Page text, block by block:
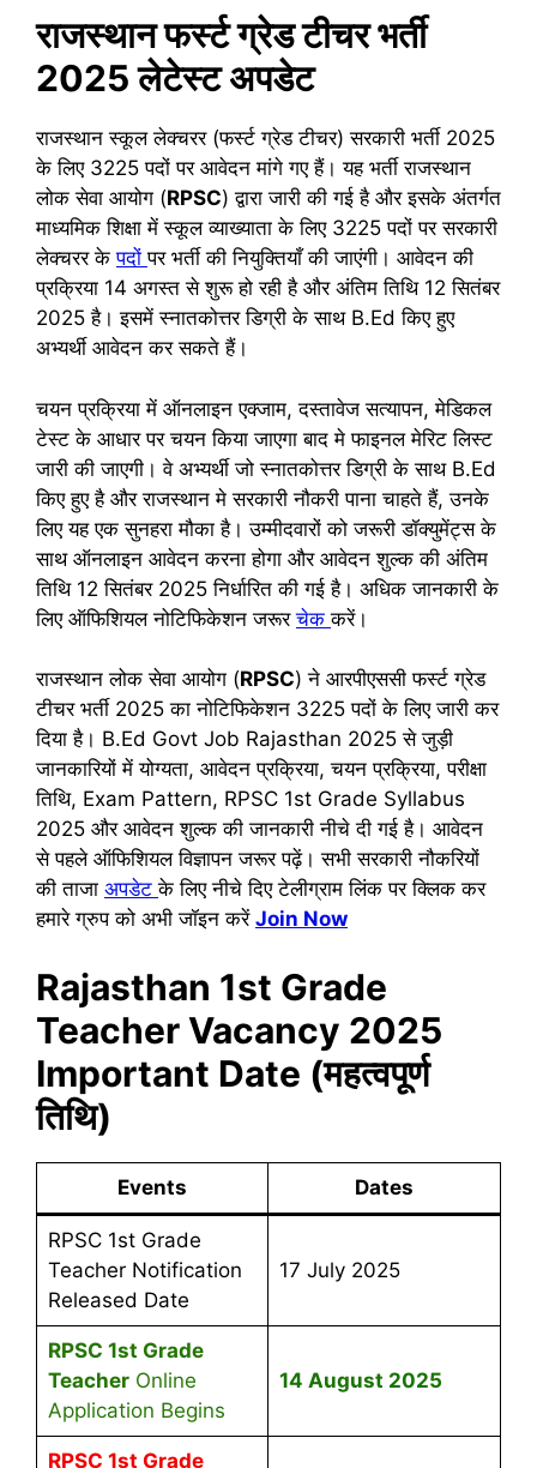
राजस्थान फर्स्ट ग्रेड टीचर भर्ती
2025लेटेस्ट अपडेट
राजस्थान स्कूल लेक्चरर (फर्स्ट ग्रेड टीचर) सरकारी भर्ती 2025
के लिए 3225 पदों पर आवेदन मांगे गए हैं। यह भर्ती राजस्थान
लोक सेवा आयोग (RPSC) द्वारा जारी की गई है और इसके अंतर्गत
माध्यमिक शिक्षा में स्कूल व्याख्याता के लिए 3225 पदों पर सरकारी
लेक्चरर केपदोंपर भर्ती की नियुक्तियाँ की जाएंगी। आवेदन की
प्रक्रिया 14 अगस्त से शुरू हो रही है और अंतिम तिथि 12 सितंबर
2025 है। इसमें स्नातकोत्तर डिग्री के साथ B.Ed किए हुए
अभ्यर्थी आवेदन कर सकते हैं।
चयन प्रक्रिया में ऑनलाइन एक्जाम, दस्तावेज सत्यापन, मेडिकल
टेस्ट के आधार पर चयन किया जाएगा बाद मे फाइनल मेरिट लिस्ट
जारी की जाएगी। वे अभ्यर्थी जो स्नातकोत्तर डिग्री के साथ B.Ed
किए हुए है और राजस्थान मे सरकारी नौकरी पाना चाहते हैं, उनके
लिए यह एक सुनहरा मौका है। उम्मीदवारों को जरूरी डॉक्युमेंट्स के
साथ ऑनलाइन आवेदन करना होगा और आवेदन शुल्क की अंतिम
तिथि 12 सितंबर 2025 निर्धारित की गई है। अधिक जानकारी के
लिए ऑफिशियल नोटिफिकेशन जरूरचेककरें।
राजस्थान लोक सेवा आयोग (RPSC) ने आरपीएससी फर्स्ट ग्रेड
टीचर भर्ती 2025 का नोटिफिकेशन 3225 पदों के लिए जारी कर
दिया है। B.Ed Govt Job Rajasthan 2025 से जुड़ी
जानकारियों में योग्यता, आवेदन प्रक्रिया, चयन प्रक्रिया, परीक्षा
तिथि, Exam Pattern, RPSC 1st Grade Syllabus
2025 और आवेदन शुल्क की जानकारी नीचे दी गई है। आवेदन
से पहले ऑफिशियल विज्ञापन जरूर पढ़ें। सभी सरकारी नौकरियों
की ताजा अपडेटके लिए नीचे दिए टेलीग्राम लिंक पर क्लिक कर
हमारे ग्रुप को अभी जॉइन करें Join Now
Rajasthan 1st Grade
Teacher Vacancy 2025
Important Date (महत्वपूर्ण
तिथि)
Events Dates
RPSC 1st Grade
Teacher Notification
Released Date
17 July 2025
RPSC 1st Grade
Teacher Online
Application Begins
14 August 2025
RPSC 1st Grade